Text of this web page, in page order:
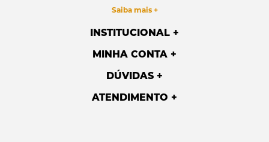
Saiba mais +
INSTITUCIONAL
MINHA CONTA
DÚVIDAS
ATENDIMENTO